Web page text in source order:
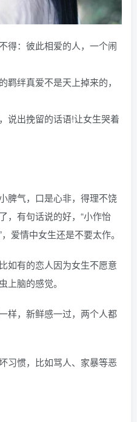
得：彼此相爱的人，一个闹
羁绊真爱不是天上掉来的，
说出挽留的话语!让女生哭着
脾气，口是心非，得理不饶
，有句话说的好，“小作怡
爱情中女生还是不要太作。
如有的恋人因为女生不愿意
上脑的感觉。
样，新鲜感一过，两个人都
习惯，比如骂人、家暴等恶